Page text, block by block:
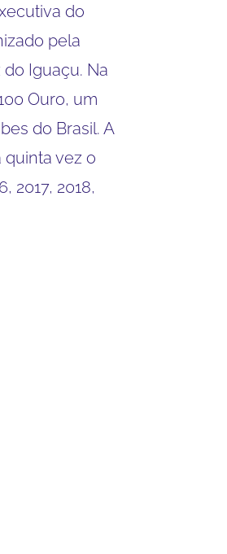
do
pela
do Iguaçu. Na
Ouro, um
do Brasil. A
vez o
2017, 2018,